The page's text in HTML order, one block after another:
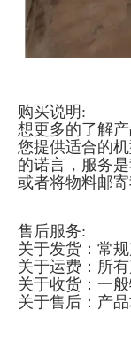
购买说明:
想更多的了解
您提供适合的
的诺言，服务
或者将物料邮
售后服务:
关于发货：常
关于运费：所
关于收货：一
关于售后：产